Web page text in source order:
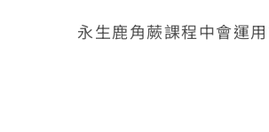
永生鹿角蕨課程中會運